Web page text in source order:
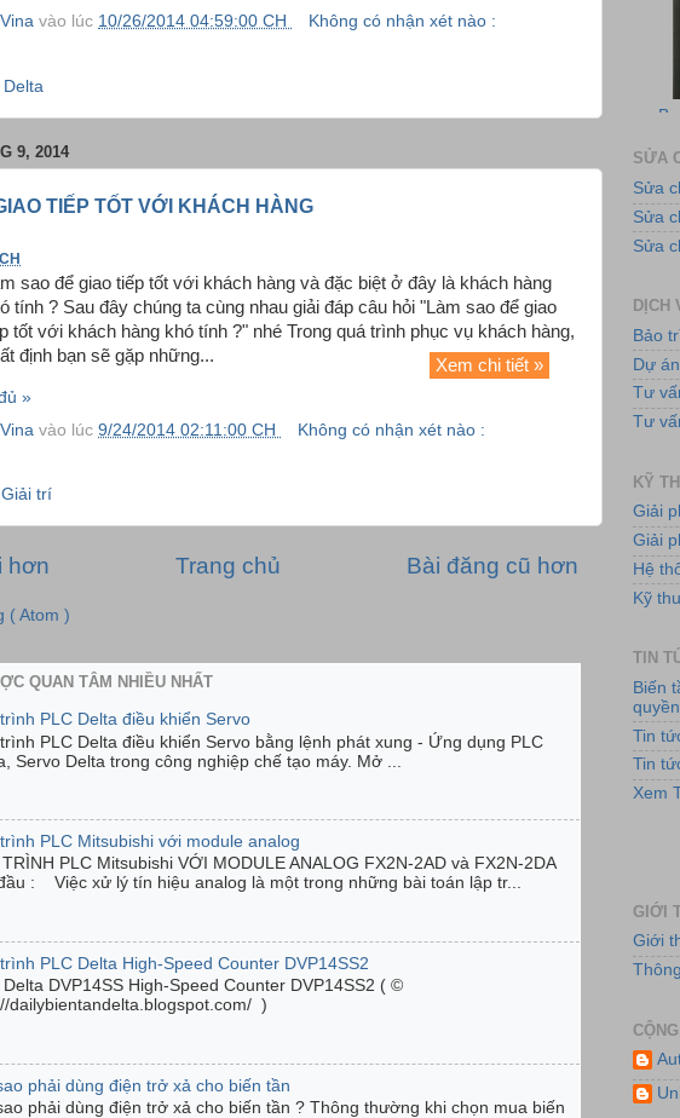
vào lúc 10/26/2014 04:59:00 CH Không có nhận xét nào :
9, 2014
TIẾP TỐT VỚI KHÁCH HÀNG
sao để giao tiếp tốt với khách hàng và đặc biệt ở đây là khách hàng
tính ? Sau đây chúng ta cùng nhau giải đáp câu hỏi "Làm sao để giao
tốt với khách hàng khó tính ?" nhé Trong quá trình phục vụ khách hàng,
định bạn sẽ gặp những...
Xem chi tiết »
»
vào lúc 9/24/2014 02:11:00 CH Không có nhận xét nào :
trí
hơn Bài đăng cũ hơn
Trang chủ
( Atom )
QUAN TÂM NHIỀU NHẤT
trình PLC Delta điều khiển Servo
PLC Delta điều khiển Servo bằng lệnh phát xung - Ứng dụng PLC
Servo Delta trong công nghiệp chế tạo máy. Mở ...
trình PLC Mitsubishi với module analog
TRÌNH PLC Mitsubishi VỚI MODULE ANALOG FX2N-2AD và FX2N-2DA
: Việc xử lý tín hiệu analog là một trong những bài toán lập tr...
PLC Delta High-Speed Counter DVP14SS2
Delta DVP14SS High-Speed Counter DVP14SS2 ( ©
dailybientandelta.blogspot.com/ )
phải dùng điện trở xả cho biến tần
phải dùng điện trở xả cho biến tần ? Thông thường khi chọn mua biến
Hệ
SỬA
Sửa
Sửa
Sửa
DỊCH
Bảo
Dự
Tư
Tư
KỸ
Giải
Giải
Hệ
Kỹ
TIN
Biến
Tin
Tin
Xem
GIỚI
Giới